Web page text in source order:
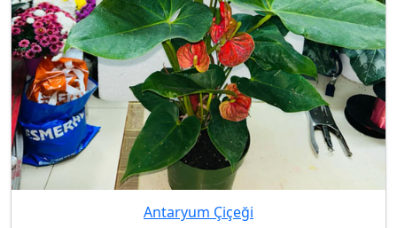
Antaryum Çiçeği